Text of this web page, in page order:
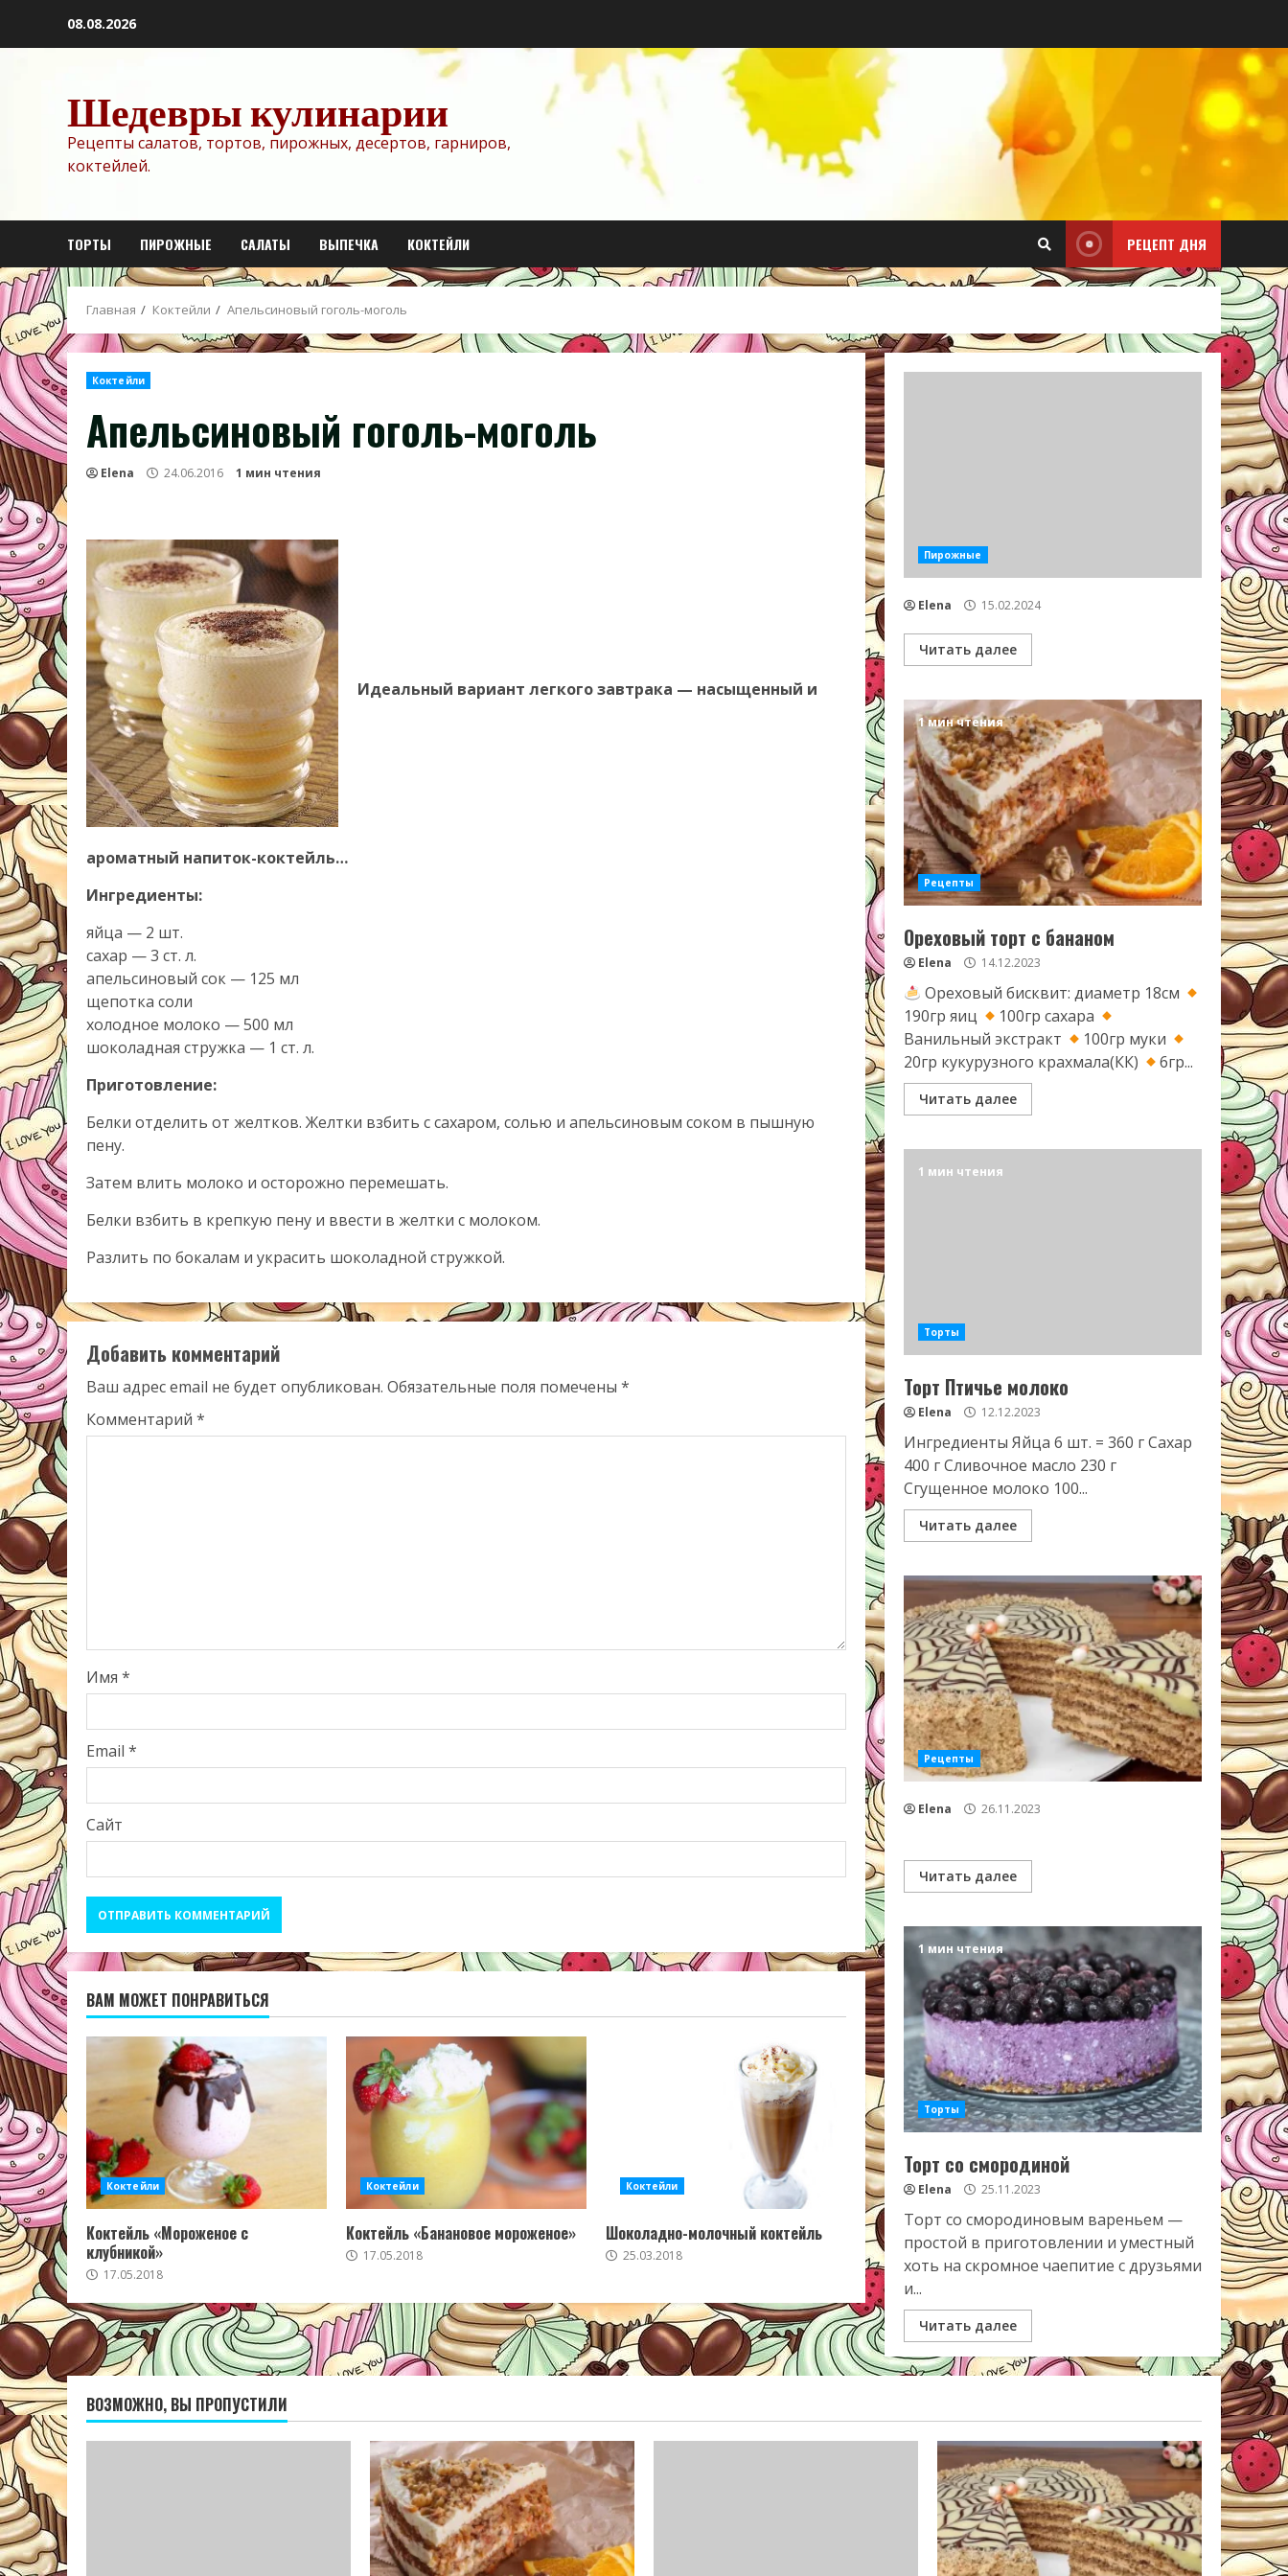
08.08.2026
Шедевры кулинарии
Рецепты салатов, тортов, пирожных, десертов, гарниров,
коктейлей.
ТОРТЫ ПИРОЖНЫЕ САЛАТЫ ВЫПЕЧКА КОКТЕЙЛИ РЕЦЕПТ ДНЯ
Главная Коктейли Апельсиновый гоголь-моголь
Коктейли
Апельсиновый гоголь-моголь
Elena 24.06.2016 1 мин чтения
Идеальный вариант легкого завтрака — насыщенный и
ароматный напиток-коктейль…
Ингредиенты:
яйца — 2 шт.
сахар — 3 ст. л.
апельсиновый сок — 125 мл
щепотка соли
холодное молоко — 500 мл
шоколадная стружка — 1 ст. л.
Приготовление:
Белки отделить от желтков. Желтки взбить с сахаром, солью и апельсиновым соком в пышную
пену.
Затем влить молоко и осторожно перемешать.
Белки взбить в крепкую пену и ввести в желтки с молоком.
Разлить по бокалам и украсить шоколадной стружкой.
Добавить комментарий
Ваш адрес email не будет опубликован. Обязательные поля помечены *
Комментарий *
Имя *
Email *
Сайт
ВАМ МОЖЕТ ПОНРАВИТЬСЯ
Коктейли
Коктейль «Мороженое с
клубникой»
17.05.2018
Коктейли
Коктейль «Банановое мороженое»
17.05.2018
Коктейли
Шоколадно-молочный коктейль
25.03.2018
Пирожные
Elena 15.02.2024
Читать далее
1 мин чтения
Рецепты
Ореховый торт с бананом
Elena 14.12.2023
Ореховый бисквит: диаметр 18см
190гр яиц
100гр сахара
Ванильный экстракт
100гр муки
20гр кукурузного крахмала(КК)
6гр...
Читать далее
1 мин чтения
Торты
Торт Птичье молоко
Elena 12.12.2023
Ингредиенты Яйца 6 шт. = 360 г Сахар
400 г Сливочное масло 230 г
Сгущенное молоко 100...
Читать далее
Рецепты
Elena 26.11.2023
Читать далее
1 мин чтения
Торты
Торт со смородиной
Elena 25.11.2023
Торт со смородиновым вареньем —
простой в приготовлении и уместный
хоть на скромное чаепитие с друзьями
и...
Читать далее
ВОЗМОЖНО, ВЫ ПРОПУСТИЛИ